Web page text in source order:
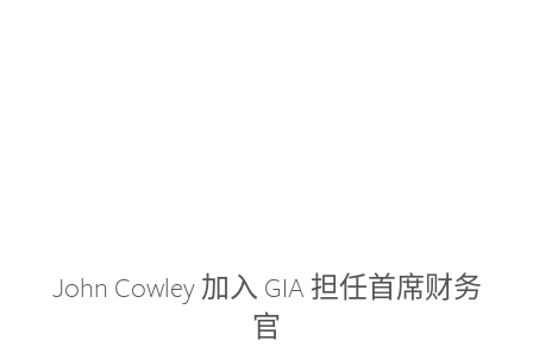
John Cowley 加入 GIA 担任首席财务
官